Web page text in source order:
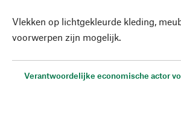
Vlekken op lichtgekleurde kleding,
voorwerpen zijn mogelijk.
Verantwoordelijke economische actor